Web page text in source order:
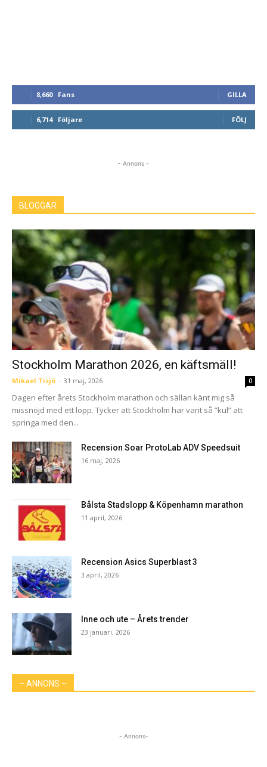
8,660 Fans GILLA
6,714 Följare FÖLJ
- Annons -
BLOGGAR
Stockholm Marathon 2026, en käftsmäll!
Mikael Tisjö - 31 maj, 2026 0
Dagen efter årets Stockholm marathon och sällan känt mig så
missnöjd med ett lopp. Tycker att Stockholm har varit så ”kul” att
springa med den...
Recension Soar ProtoLab ADV Speedsuit
16 maj, 2026
Bålsta Stadslopp & Köpenhamn marathon
11 april, 2026
Recension Asics Superblast 3
3 april, 2026
Inne och ute – Årets trender
23 januari, 2026
– ANNONS –
- Annons-